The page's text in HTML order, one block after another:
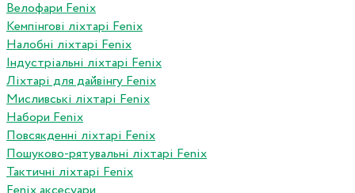
Велофари Fenix
Кемпінгові ліхтарі Fenix
Налобні ліхтарі Fenix
Індустріальні ліхтарі Fenix
Ліхтарі для дайвінгу Fenix
Мисливські ліхтарі Fenix
Набори Fenix
Повсякденні ліхтарі Fenix
Пошуково-рятувальні ліхтарі Fenix
Тактичні ліхтарі Fenix